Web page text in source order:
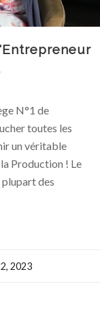
N°1 de
toutes les
un véritable
Production ! Le
des
2023